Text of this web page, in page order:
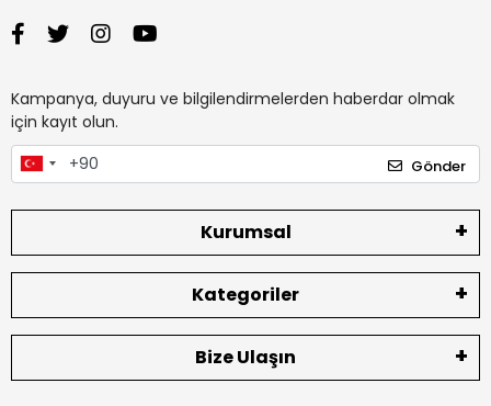
Kampanya, duyuru ve bilgilendirmelerden haberdar olmak
için kayıt olun.
Gönder
Kurumsal
Kategoriler
Bize Ulaşın